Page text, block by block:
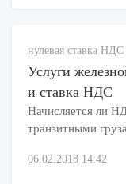
нулевая ставка НДС
Услуги
и ставка НДС
Начисляется ли
транзитными
06.02.2018 14:42